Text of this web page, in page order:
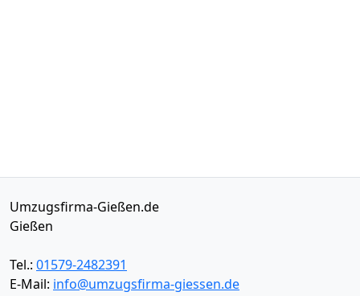
Umzugsfirma-Gießen.de
Gießen
Tel.: 01579-2482391
E-Mail: info@umzugsfirma-giessen.de